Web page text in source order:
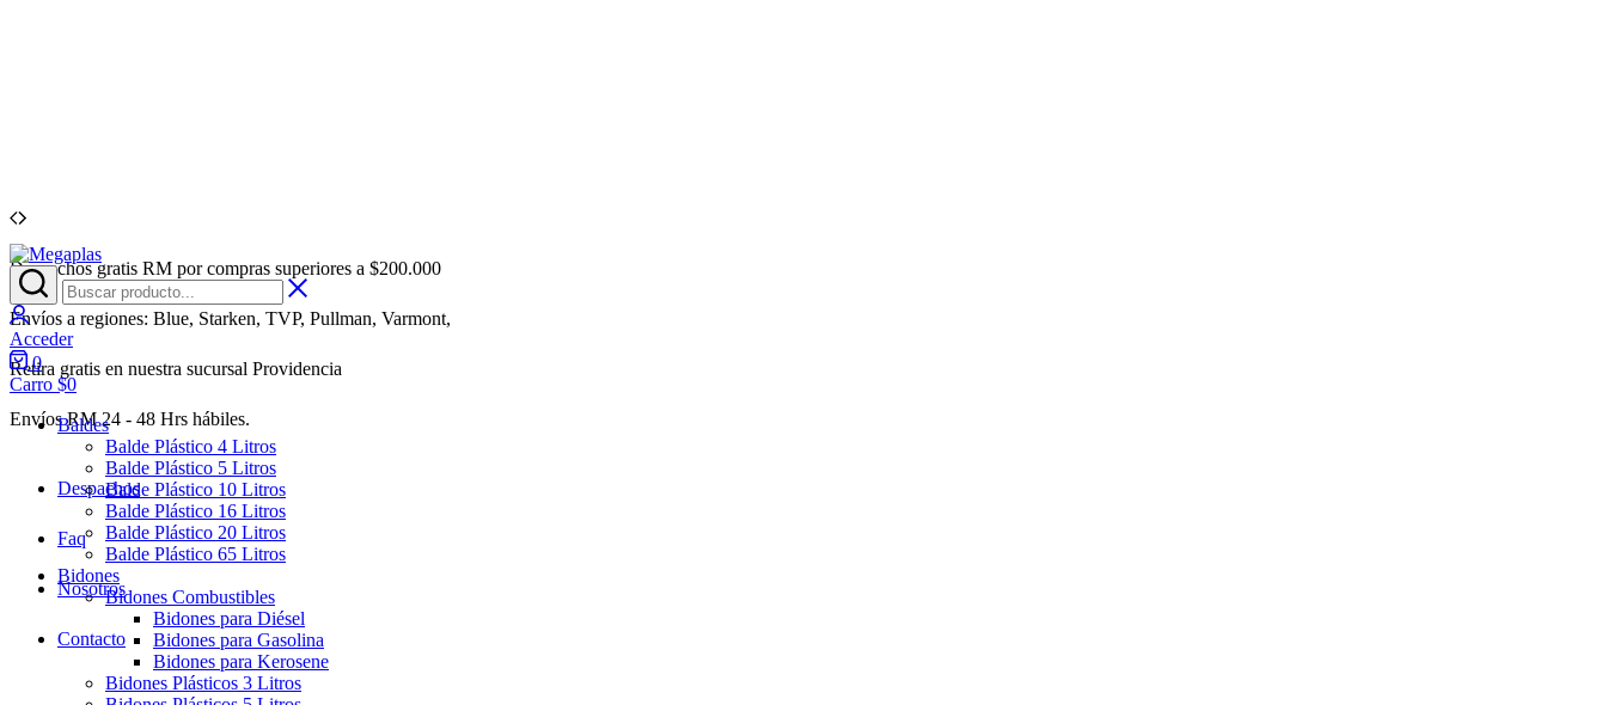
Despachos gratis RM por compras superiores a $200.000
Envíos a regiones: Blue, Starken, TVP, Pullman, Varmont,
Retira gratis en nuestra sucursal Providencia
Envíos RM 24 - 48 Hrs hábiles.
Despachos
Faq
Nosotros
Contacto
Acceder
0
Carro $0
Baldes
Balde Plástico 4 Litros
Balde Plástico 5 Litros
Balde Plástico 10 Litros
Balde Plástico 16 Litros
Balde Plástico 20 Litros
Balde Plástico 65 Litros
Bidones
Bidones Combustibles
Bidones para Diésel
Bidones para Gasolina
Bidones para Kerosene
Bidones Plásticos 3 Litros